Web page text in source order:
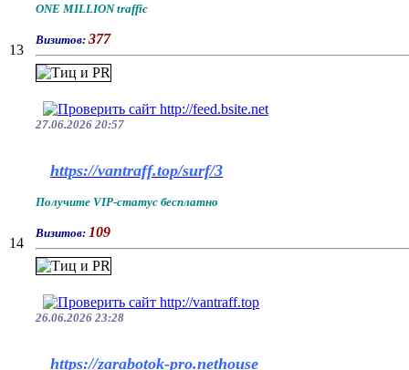
13
ONE MILLION traffic
Визитов: 377
27.06.2026 20:57
14
https://vantraff.top/surf/3
Получите VIP-статус бесплатно
Визитов: 109
26.06.2026 23:28
https://zarabotok-pro.nethouse